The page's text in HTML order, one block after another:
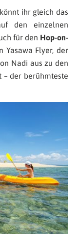
könnt ihr gleich das
den einzelnen
für den Hop-on-
Yasawa Flyer, der
Nadi aus zu den
– der berühmteste